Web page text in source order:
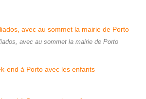
avec au sommet la mairie de Porto